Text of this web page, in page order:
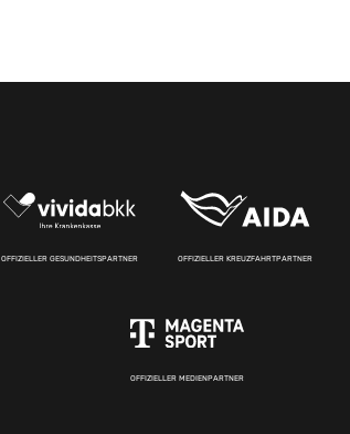
OFFIZIELLER GESUNDHEITSPARTNER OFFIZIELLER KREUZFAHRTPARTNER
OFFIZIELLER MEDIENPARTNER